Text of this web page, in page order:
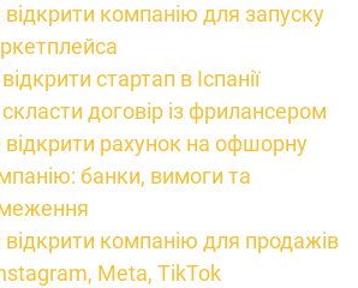
компанію для запуску
стартап в Іспанії
договір із фрилансером
рахунок на офшорну
банки, вимоги та
компанію для продажів
Meta, TikTok